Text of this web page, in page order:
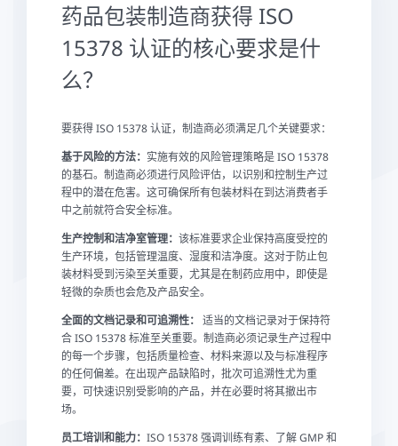
药品包装制造商获得 ISO
15378 认证的核心要求是什
么？
要获得 ISO 15378 认证，制造商必须满足几个关键要求：
基于风险的方法： 实施有效的风险管理策略是 ISO 15378
的基石。制造商必须进行风险评估，以识别和控制生产过
程中的潜在危害。这可确保所有包装材料在到达消费者手
中之前就符合安全标准。
生产控制和洁净室管理： 该标准要求企业保持高度受控的
生产环境，包括管理温度、湿度和洁净度。这对于防止包
装材料受到污染至关重要，尤其是在制药应用中，即使是
轻微的杂质也会危及产品安全。
全面的文档记录和可追溯性： 适当的文档记录对于保持符
合 ISO 15378 标准至关重要。制造商必须记录生产过程中
的每一个步骤，包括质量检查、材料来源以及与标准程序
的任何偏差。在出现产品缺陷时，批次可追溯性尤为重
要，可快速识别受影响的产品，并在必要时将其撤出市
场。
员工培训和能力： ISO 15378 强调训练有素、了解 GMP 和